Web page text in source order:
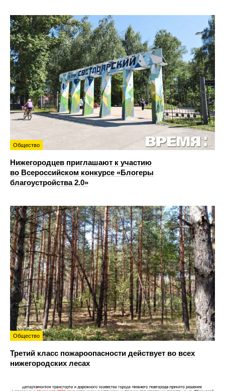
Общество
Нижегородцев приглашают к участию
во Всероссийском конкурсе «Блогеры
благоустройства 2.0»
Общество
Третий класс пожароопасности действует во всех
нижегородских лесах